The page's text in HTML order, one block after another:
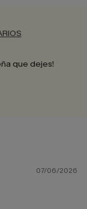
que dejes!
07/06/2026